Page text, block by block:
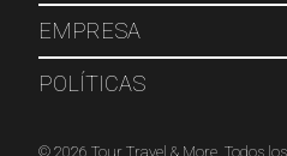
EMPRESA
POLÍTICAS
© 2026 Tour Travel & More. Todos